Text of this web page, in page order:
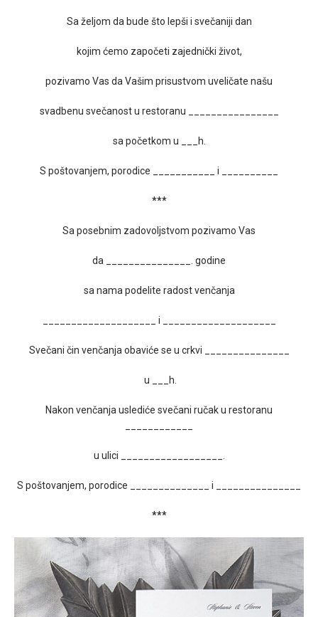
Sa željom da bude što lepši i svečaniji dan
kojim ćemo započeti zajednički život,
pozivamo Vas da Vašim prisustvom uveličate našu
svadbenu svečanost u restoranu ________________
sa početkom u ___h.
S poštovanjem, porodice ___________ i __________
***
Sa posebnim zadovoljstvom pozivamo Vas
da _______________. godine
sa nama podelite radost venčanja
____________________ i ____________________
Svečani čin venčanja obaviće se u crkvi _______________
u ___h.
Nakon venčanja uslediće svečani ručak u restoranu
u ulici __________________.
S poštovanjem, porodice ______________ i _______________
***